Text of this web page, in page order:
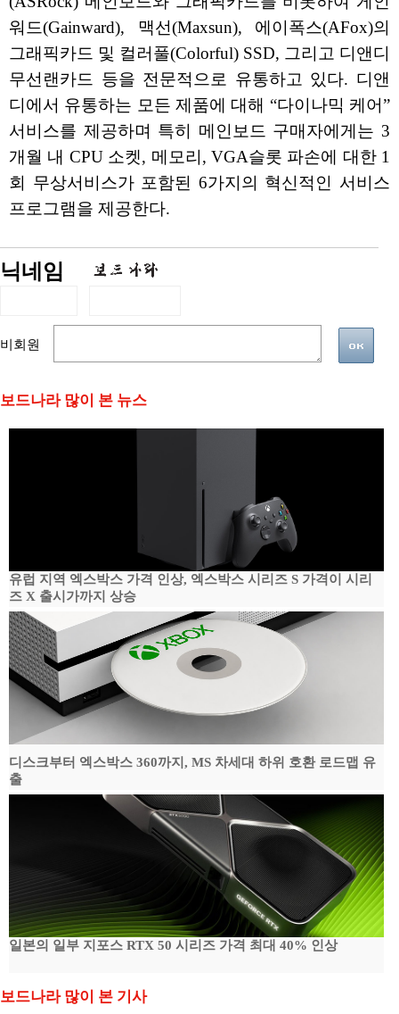
워드(Gainward), 맥선(Maxsun), 에이폭스(AFox)의
그래픽카드 및 컬러풀(Colorful) SSD, 그리고 디앤디
무선랜카드 등을 전문적으로 유통하고 있다. 디앤
디에서 유통하는 모든 제품에 대해 “다이나믹 케어”
서비스를 제공하며 특히 메인보드 구매자에게는 3
개월 내 CPU 소켓, 메모리, VGA슬롯 파손에 대한 1
회 무상서비스가 포함된 6가지의 혁신적인 서비스
프로그램을 제공한다.
닉네임
비회원
보드나라 많이 본 뉴스
유럽 지역 엑스박스 가격 인상, 엑스박스 시리즈 S 가격이 시리
즈 X 출시가까지 상승
디스크부터 엑스박스 360까지, MS 차세대 하위 호환 로드맵 유
출
일본의 일부 지포스 RTX 50 시리즈 가격 최대 40% 인상
보드나라 많이 본 기사